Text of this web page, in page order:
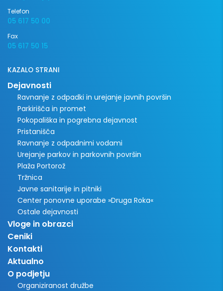
Telefon
05 617 50 00
Fax
05 617 50 15
KAZALO STRANI
Dejavnosti
Ravnanje z odpadki in urejanje javnih površin
Parkirišča in promet
Pokopališka in pogrebna dejavnost
Pristanišča
Ravnanje z odpadnimi vodami
Urejanje parkov in parkovnih površin
Plaža Portorož
Tržnica
Javne sanitarije in pitniki
Center ponovne uporabe »Druga Roka«
Ostale dejavnosti
Vloge in obrazci
Ceniki
Kontakti
Aktualno
O podjetju
Organiziranost družbe